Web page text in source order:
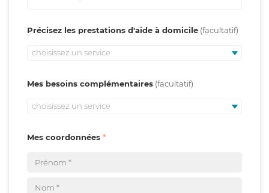
Précisez les prestations d'aide à domicile
choisissez un service
Mes besoins complémentaires
choisissez un service
Mes coordonnées